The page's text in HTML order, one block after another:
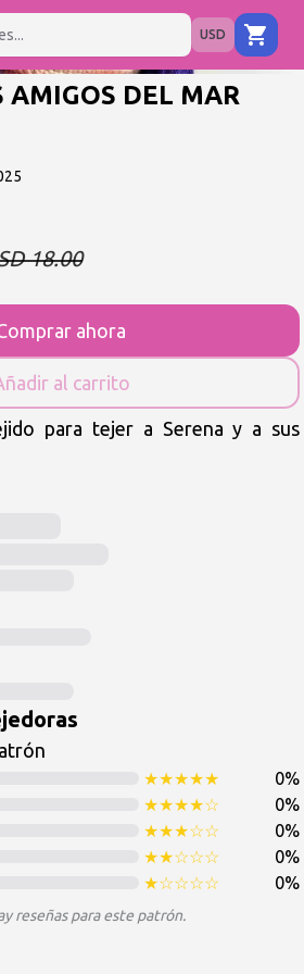
USD
AMIGOS DEL MAR
18.00
ahora
al carrito
para tejer a Serena y a sus
★★★★★ 0%
★★★★☆ 0%
★★★☆☆ 0%
★★☆☆☆ 0%
★☆☆☆☆ 0%
reseñas para este patrón.